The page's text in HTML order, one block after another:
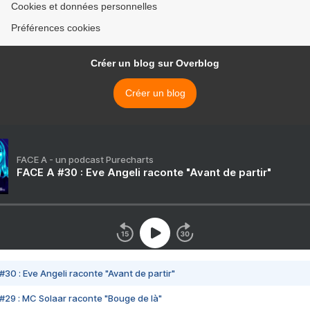
Cookies et données personnelles
Préférences cookies
Créer un blog sur Overblog
Créer un blog
FACE A - un podcast Purecharts
FACE A #30 : Eve Angeli raconte "Avant de partir"
#30 : Eve Angeli raconte "Avant de partir"
#29 : MC Solaar raconte "Bouge de là"